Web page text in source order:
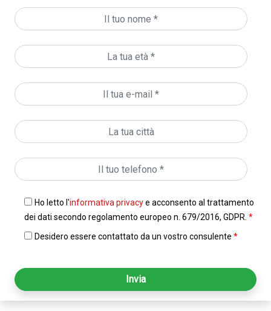
Ho letto l'informativa privacye acconsento al trattamento
dei dati secondo regolamento europeo n. 679/2016, GDPR. *
Desidero essere contattato da un vostro consulente *